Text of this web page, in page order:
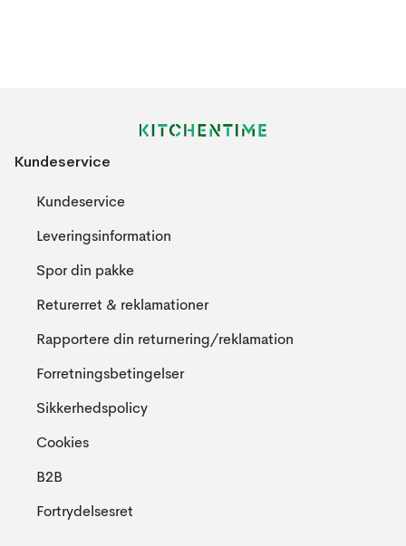
Kundeservice
Kundeservice
Leveringsinformation
Spor din pakke
Returerret & reklamationer
Rapportere din returnering/reklamation
Forretningsbetingelser
Sikkerhedspolicy
Cookies
B2B
Fortrydelsesret